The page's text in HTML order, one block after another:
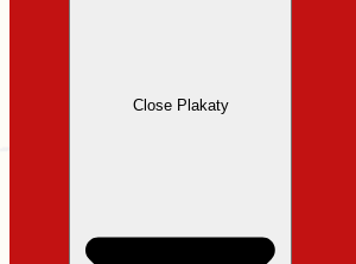
Close Plakaty